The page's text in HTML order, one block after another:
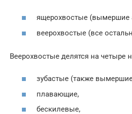
ящерохвостые (вымершие
веерохвостые (все
Веерохвостые делятся на четыре
зубастые (также
плавающие,
бескилевые,